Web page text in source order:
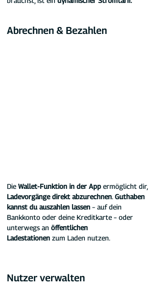
Abrechnen & Bezahlen
Die Wallet-Funktion in der App ermöglicht dir,
Ladevorgänge direkt abzurechnen. Guthaben
kannst du auszahlen lassen – auf dein
Bankkonto oder deine Kreditkarte – oder
unterwegs an öffentlichen
Ladestationen zum Laden nutzen.
Nutzer verwalten